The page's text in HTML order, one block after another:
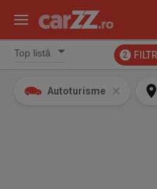
2
Autoturisme